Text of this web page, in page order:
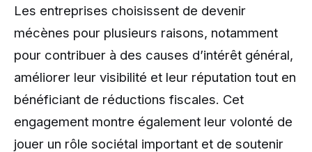
Les entreprises choisissent de devenir
mécènes pour plusieurs raisons, notamment
pour contribuer à des causes d’intérêt général,
améliorer leur visibilité et leur réputation tout en
bénéficiant de réductions fiscales. Cet
engagement montre également leur volonté de
jouer un rôle sociétal important et de soutenir